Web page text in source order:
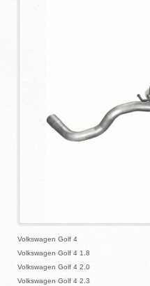
Volkswagen Golf 4
Volkswagen Golf 4 1.8
Volkswagen Golf 4 2.0
Volkswagen Golf 4 2.3